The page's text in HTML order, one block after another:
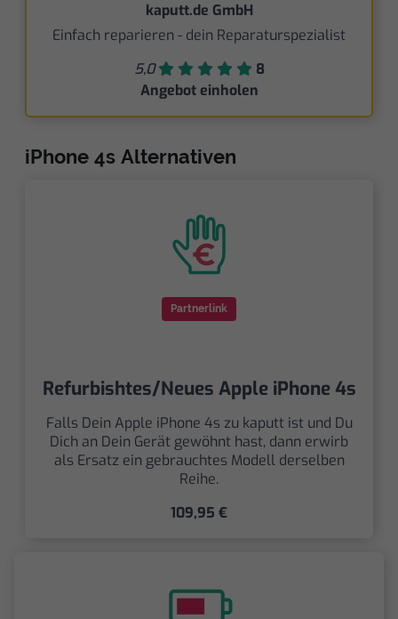
kaputt.de GmbH
Einfach reparieren - dein Reparaturspezialist
5,0
8
Angebot einholen
iPhone 4s Alternativen
Partnerlink
Refurbishtes/Neues Apple iPhone 4s
Falls Dein Apple iPhone 4s zu kaputt ist und Du
Dich an Dein Gerät gewöhnt hast, dann erwirb
als Ersatz ein gebrauchtes Modell derselben
Reihe.
109,95 €